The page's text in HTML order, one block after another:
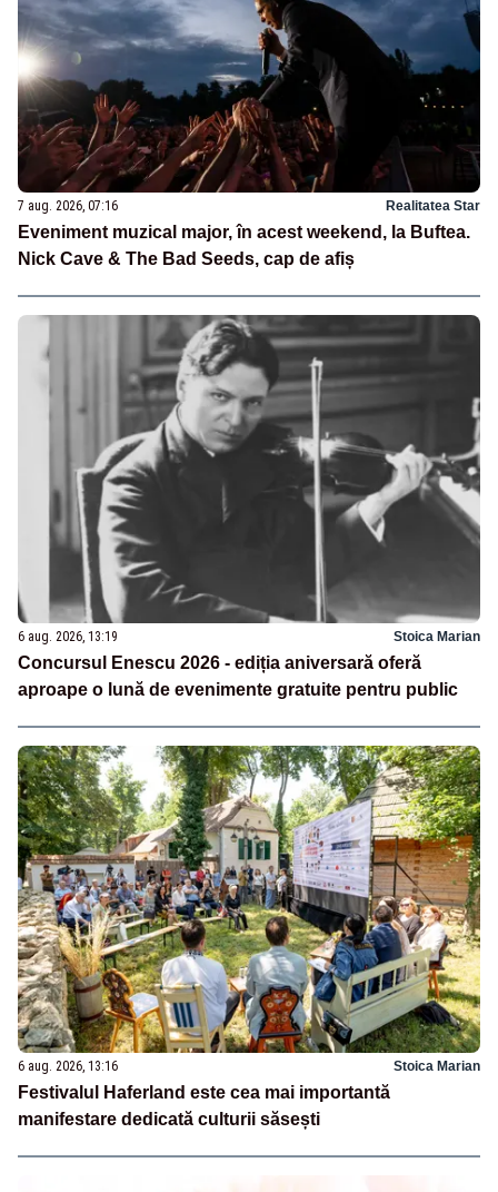
7 aug. 2026, 07:16 Realitatea Star
Eveniment muzical major, în acest weekend, la Buftea.
Nick Cave & The Bad Seeds, cap de afiș
6 aug. 2026, 13:19 Stoica Marian
Concursul Enescu 2026 - ediția aniversară oferă
aproape o lună de evenimente gratuite pentru public
6 aug. 2026, 13:16 Stoica Marian
Festivalul Haferland este cea mai importantă
manifestare dedicată culturii săsești